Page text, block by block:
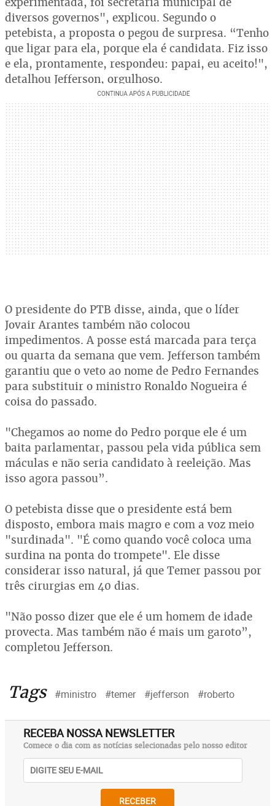
diversos governos", explicou. Segundo o
petebista, a proposta o pegou de surpresa. “Tenho
que ligar para ela, porque ela é candidata. Fiz isso
e ela, prontamente, respondeu: papai, eu aceito!",
detalhou Jefferson, orgulhoso.
O presidente do PTB disse, ainda, que o líder
Jovair Arantes também não colocou
impedimentos. A posse está marcada para terça
ou quarta da semana que vem. Jefferson também
garantiu que o veto ao nome de Pedro Fernandes
para substituir o ministro Ronaldo Nogueira é
coisa do passado.
"Chegamos ao nome do Pedro porque ele é um
baita parlamentar, passou pela vida pública sem
máculas e não seria candidato à reeleição. Mas
isso agora passou”.
O petebista disse que o presidente está bem
disposto, embora mais magro e com a voz meio
"surdinada". "É como quando você coloca uma
surdina na ponta do trompete". Ele disse
considerar isso natural, já que Temer passou por
três cirurgias em 40 dias.
"Não posso dizer que ele é um homem de idade
provecta. Mas também não é mais um garoto”,
completou Jefferson.
Tags #ministro #temer #jefferson #roberto
RECEBA NOSSA NEWSLETTER
Comece o dia com as notícias selecionadas pelo nosso editor
RECEBER